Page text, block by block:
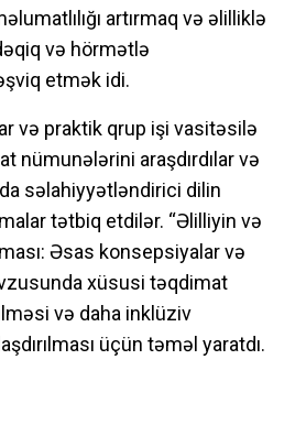
artırmaq və əlilliklə
və hörmətlə
etmək idi.
və praktik qrup işi vasitəsilə
nümunələrini araşdırdılar və
səlahiyyətləndirici dilin
tətbiq etdilər. “Əlilliyin və
Əsas konsepsiyalar və
xüsusi təqdimat
və daha inklüziv
üçün təməl yaratdı.